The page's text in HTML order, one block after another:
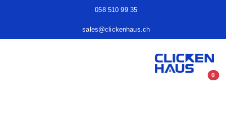
058 510 99 35
sales@clickenhaus.ch
0